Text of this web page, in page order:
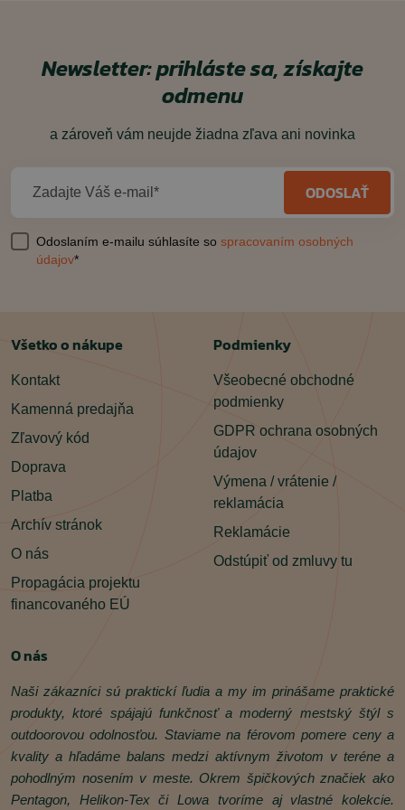
Newsletter: prihláste sa, získajte
odmenu
a zároveň vám neujde žiadna zľava ani novinka
Zadajte Váš e-mail* ODOSLAŤ
Odoslaním e-mailu súhlasíte so spracovaním osobných
údajov*
Všetko o nákupe
Kontakt
Kamenná predajňa
Zľavový kód
Doprava
Platba
Archív stránok
O nás
Propagácia projektu
financovaného EÚ
Podmienky
Všeobecné obchodné
podmienky
GDPR ochrana osobných
údajov
Výmena / vrátenie /
reklamácia
Reklamácie
Odstúpiť od zmluvy tu
O nás
Naši zákazníci sú praktickí ľudia a my im prinášame praktické
produkty, ktoré spájajú funkčnosť a moderný mestský štýl s
outdoorovou odolnosťou. Staviame na férovom pomere ceny a
kvality a hľadáme balans medzi aktívnym životom v teréne a
pohodlným nosením v meste. Okrem špičkových značiek ako
Pentagon, Helikon‑Tex či Lowa tvoríme aj vlastné kolekcie.